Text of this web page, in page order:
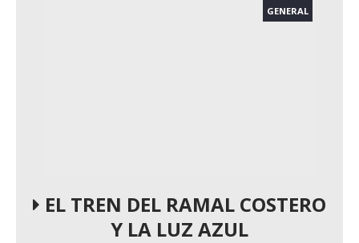
GENERAL
EL TREN DEL RAMAL COSTERO
Y LA LUZ AZUL